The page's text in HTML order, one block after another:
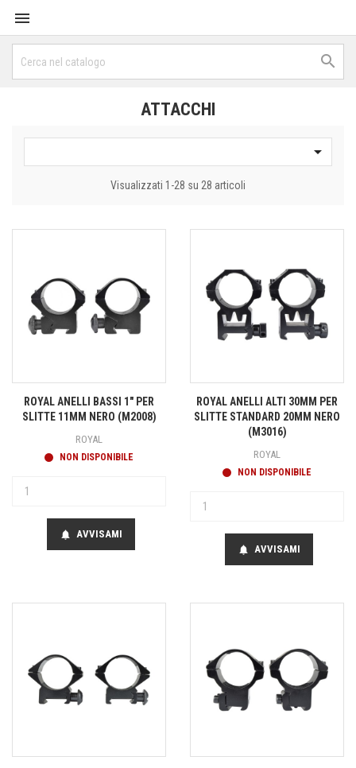


ATTACCHI

Visualizzati 1-28 su 28 articoli
ROYAL ANELLI BASSI 1" PER
SLITTE 11MM NERO (M2008)
ROYAL
NON DISPONIBILE
notifications AVVISAMI
ROYAL ANELLI ALTI 30MM PER
SLITTE STANDARD 20MM NERO
(M3016)
ROYAL
NON DISPONIBILE
notifications AVVISAMI